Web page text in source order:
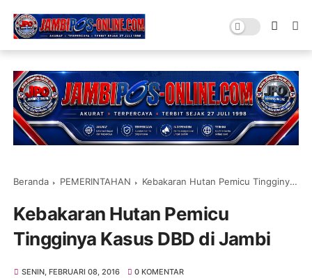
Beranda PEMERINTAHAN Kebakaran Hutan Pemicu Tingginya Kasus DBD di Jambi
Kebakaran Hutan Pemicu
Tingginya Kasus DBD di Jambi
SENIN, FEBRUARI 08, 2016 0 KOMENTAR